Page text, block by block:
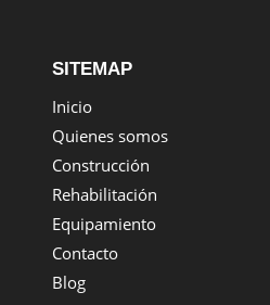
SITEMAP
Inicio
Quienes somos
Construcción
Rehabilitación
Equipamiento
Contacto
Blog